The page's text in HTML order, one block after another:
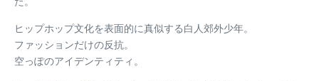
ヒップホップ文化を表面的に真似する白人郊外少年。
ファッションだけの反抗。
空っぽのアイデンティティ。